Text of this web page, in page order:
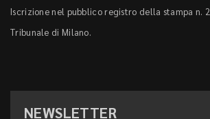
Iscrizione nel pubblico registro della stampa n.
Tribunale di Milano.
NEWSLETTER